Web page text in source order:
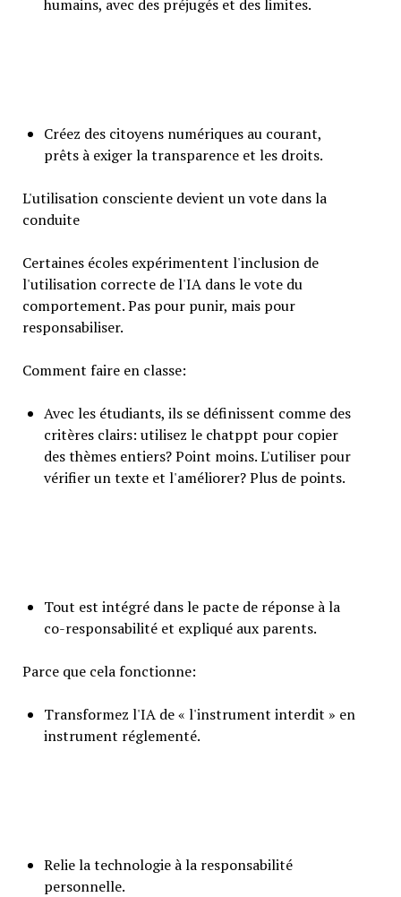
humains, avec des préjugés et des limites.
Créez des citoyens numériques au courant,
prêts à exiger la transparence et les droits.
L'utilisation consciente devient un vote dans la
conduite
Certaines écoles expérimentent l'inclusion de
l'utilisation correcte de l'IA dans le vote du
comportement. Pas pour punir, mais pour
responsabiliser.
Comment faire en classe:
Avec les étudiants, ils se définissent comme des
critères clairs: utilisez le chatppt pour copier
des thèmes entiers? Point moins. L'utiliser pour
vérifier un texte et l'améliorer? Plus de points.
Tout est intégré dans le pacte de réponse à la
co-responsabilité et expliqué aux parents.
Parce que cela fonctionne:
Transformez l'IA de « l'instrument interdit » en
instrument réglementé.
Relie la technologie à la responsabilité
personnelle.